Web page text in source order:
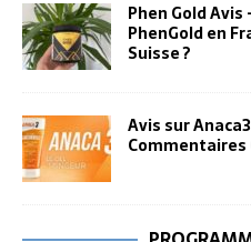
Phen Gold
PhenGold en
Suisse ?
Avis sur
Commentaires